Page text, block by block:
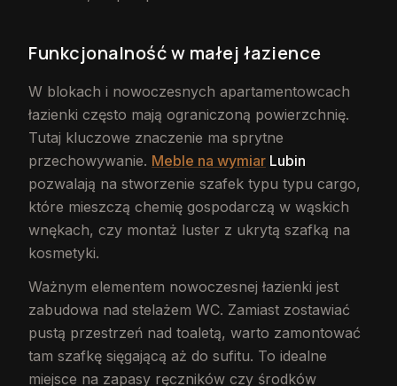
Funkcjonalność w małej łazience
W blokach i nowoczesnych apartamentowcach
łazienki często mają ograniczoną powierzchnię.
Tutaj kluczowe znaczenie ma sprytne
przechowywanie. Meble na wymiar Lubin
pozwalają na stworzenie szafek typu typu cargo,
które mieszczą chemię gospodarczą w wąskich
wnękach, czy montaż luster z ukrytą szafką na
kosmetyki.
Ważnym elementem nowoczesnej łazienki jest
zabudowa nad stelażem WC. Zamiast zostawiać
pustą przestrzeń nad toaletą, warto zamontować
tam szafkę sięgającą aż do sufitu. To idealne
miejsce na zapasy ręczników czy środków